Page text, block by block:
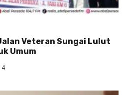
Veteran Sungai Lulut
Umum
4